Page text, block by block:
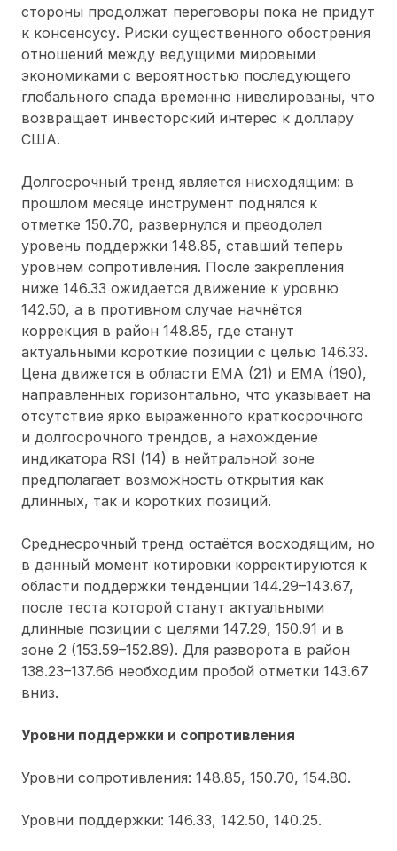
стороны продолжат переговоры пока не придут
к консенсусу. Риски существенного обострения
отношений между ведущими мировыми
экономиками с вероятностью последующего
глобального спада временно нивелированы, что
возвращает инвесторский интерес к доллару
США.
Долгосрочный тренд является нисходящим: в
прошлом месяце инструмент поднялся к
отметке 150.70, развернулся и преодолел
уровень поддержки 148.85, ставший теперь
уровнем сопротивления. После закрепления
ниже 146.33 ожидается движение к уровню
142.50, а в противном случае начнётся
коррекция в район 148.85, где станут
актуальными короткие позиции с целью 146.33.
Цена движется в области EMA (21) и EMA (190),
направленных горизонтально, что указывает на
отсутствие ярко выраженного краткосрочного
и долгосрочного трендов, а нахождение
индикатора RSI (14) в нейтральной зоне
предполагает возможность открытия как
длинных, так и коротких позиций.
Среднесрочный тренд остаётся восходящим, но
в данный момент котировки корректируются к
области поддержки тенденции 144.29–143.67,
после теста которой станут актуальными
длинные позиции с целями 147.29, 150.91 и в
зоне 2 (153.59–152.89). Для разворота в район
138.23–137.66 необходим пробой отметки 143.67
вниз.
Уровни поддержки и сопротивления
Уровни сопротивления: 148.85, 150.70, 154.80.
Уровни поддержки: 146.33, 142.50, 140.25.